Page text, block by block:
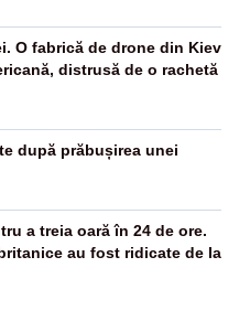
O fabrică de drone din Kiev
distrusă de o rachetă
după prăbușirea unei
a treia oară în 24 de ore.
au fost ridicate de la